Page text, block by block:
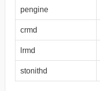
pengine
crmd
lrmd
stonithd